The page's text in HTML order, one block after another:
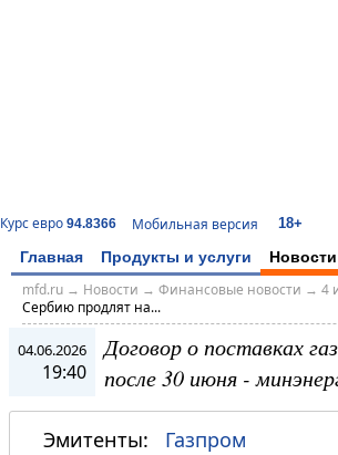
Курс евро 94.8366 Мобильная версия 18+
Главная Продукты и услуги Новости
mfd.ru→ Новости → Финансовые новости → 4
Сербию продлят на...
04.06.2026
19:40
Договор о поставках
после 30 июня -
Эмитенты: Газпром